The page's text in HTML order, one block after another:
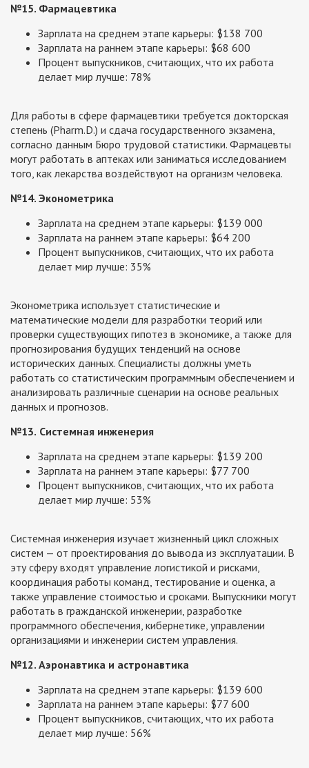
№15. Фармацевтика
Зарплата на среднем этапе карьеры: $138 700
Зарплата на раннем этапе карьеры: $68 600
Процент выпускников, считающих, что их работа
делает мир лучше: 78%
Для работы в сфере фармацевтики требуется докторская
степень (Pharm.D.) и сдача государственного экзамена,
согласно данным Бюро трудовой статистики. Фармацевты
могут работать в аптеках или заниматься исследованием
того, как лекарства воздействуют на организм человека.
№14. Эконометрика
Зарплата на среднем этапе карьеры: $139 000
Зарплата на раннем этапе карьеры: $64 200
Процент выпускников, считающих, что их работа
делает мир лучше: 35%
Эконометрика использует статистические и
математические модели для разработки теорий или
проверки существующих гипотез в экономике, а также для
прогнозирования будущих тенденций на основе
исторических данных. Специалисты должны уметь
работать со статистическим программным обеспечением и
анализировать различные сценарии на основе реальных
данных и прогнозов.
№13. Системная инженерия
Зарплата на среднем этапе карьеры: $139 200
Зарплата на раннем этапе карьеры: $77 700
Процент выпускников, считающих, что их работа
делает мир лучше: 53%
Системная инженерия изучает жизненный цикл сложных
систем — от проектирования до вывода из эксплуатации. В
эту сферу входят управление логистикой и рисками,
координация работы команд, тестирование и оценка, а
также управление стоимостью и сроками. Выпускники могут
работать в гражданской инженерии, разработке
программного обеспечения, кибернетике, управлении
организациями и инженерии систем управления.
№12. Аэронавтика и астронавтика
Зарплата на среднем этапе карьеры: $139 600
Зарплата на раннем этапе карьеры: $77 600
Процент выпускников, считающих, что их работа
делает мир лучше: 56%